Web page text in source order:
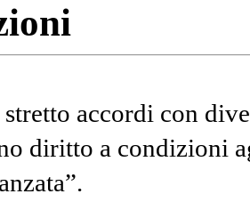
accordi con
diritto a condizioni